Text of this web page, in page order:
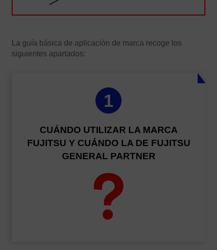
La guía básica de aplicación de marca recoge los
siguientes apartados:
1
CUÁNDO UTILIZAR LA MARCA
FUJITSU Y CUÁNDO LA DE FUJITSU
GENERAL PARTNER